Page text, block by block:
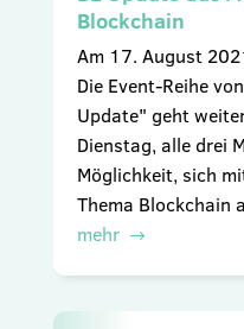
Blockchain
Am 17. August
Die Event-Reihe
Update" geht
Dienstag, alle drei
Möglichkeit, sich
Thema Blockchain
mehr